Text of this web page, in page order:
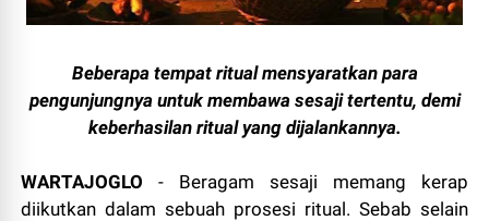
Beberapa tempat ritual mensyaratkan para
pengunjungnya untuk membawa sesaji tertentu, demi
keberhasilan ritual yang dijalankannya.
WARTAJOGLO - Beragam sesaji memang kerap
diikutkan dalam sebuah prosesi ritual. Sebab selain